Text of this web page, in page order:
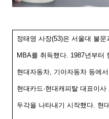
정태영 사장(53)은 서울대 불문
MBA를 취득했다. 1987년부터
현대자동차, 기아자동차 등에
현대카드·현대캐피탈 대표이
두각을 나타내기 시작했다. 현